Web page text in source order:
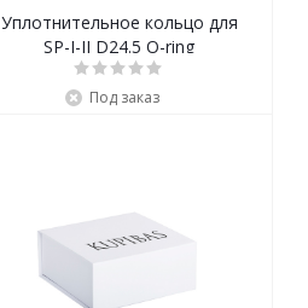
Уплотнительное кольцо для
SP-I-II D24.5 O-ring
Под заказ